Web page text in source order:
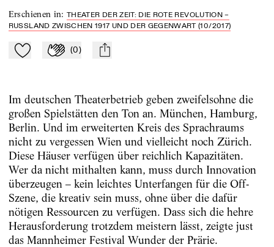
Erschienen in:THEATER DER ZEIT: DIE ROTE REVOLUTION –
RUSSLAND ZWISCHEN 1917 UND DER GEGENWART (10/2017)
Zu Mein-TdZ hinzufügen
Applaudieren
(0) mail
Im deutschen Theaterbetrieb geben zweifelsohne die
großen Spielstätten den Ton an. München, Hamburg,
Berlin. Und im erweiterten Kreis des Sprachraums
nicht zu vergessen Wien und vielleicht noch Zürich.
Diese Häuser verfügen über reichlich Kapazitäten.
Wer da nicht mithalten kann, muss durch Innovation
überzeugen – kein leichtes Unterfangen für die Off-
Szene, die kreativ sein muss, ohne über die dafür
nötigen Ressourcen zu verfügen. Dass sich die hehre
Herausforderung trotzdem meistern lässt, zeigte just
das Mannheimer Festival Wunder der Prärie.